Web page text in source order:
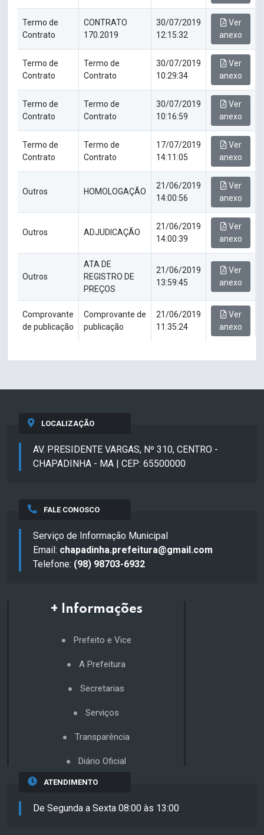
Termo de
Contrato
CONTRATO
170.2019
30/07/2019
12:15:32
Ver
anexo
Termo de
Contrato
Termo de
Contrato
30/07/2019
10:29:34
Ver
anexo
Termo de
Contrato
Termo de
Contrato
30/07/2019
10:16:59
Ver
anexo
Termo de
Contrato
Termo de
Contrato
17/07/2019
14:11:05
Ver
anexo
Outros HOMOLOGAÇÃO
21/06/2019
14:00:56
Ver
anexo
Outros ADJUDICAÇÃO
21/06/2019
14:00:39
Ver
anexo
Outros
ATA DE
REGISTRO DE
PREÇOS
21/06/2019
13:59:45
Ver
anexo
Comprovante
de publicação
Comprovante de
publicação
21/06/2019
11:35:24
Ver
anexo
LOCALIZAÇÃO
AV. PRESIDENTE VARGAS, Nº 310, CENTRO -
CHAPADINHA - MA | CEP: 65500000
FALE CONOSCO
Serviço de Informação Municipal
Email: chapadinha.prefeitura@gmail.com
Telefone: (98) 98703-6932
+ Informações
Prefeito e Vice
A Prefeitura
Secretarias
Serviços
Transparência
Diário Oficial
ATENDIMENTO
De Segunda a Sexta 08:00 às 13:00